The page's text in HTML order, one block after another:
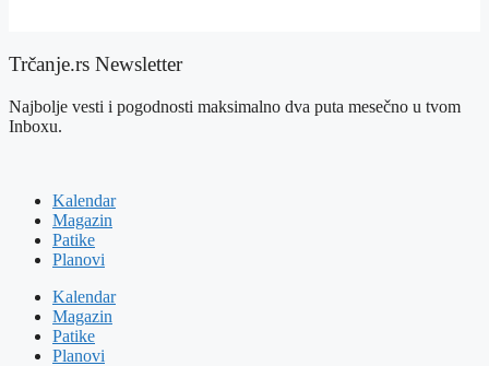
Trčanje.rs Newsletter
Najbolje vesti i pogodnosti maksimalno dva puta mesečno u tvom
Inboxu.
Kalendar
Magazin
Patike
Planovi
Kalendar
Magazin
Patike
Planovi